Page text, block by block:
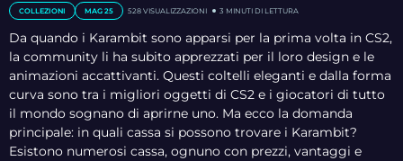
COLLEZIONI MAG 25 528 VISUALIZZAZIONI 3 MINUTI DI LETTURA
Da quando i Karambit sono apparsi per la prima volta in CS2,
la community li ha subito apprezzati per il loro design e le
animazioni accattivanti. Questi coltelli eleganti e dalla forma
curva sono tra i migliori oggetti di CS2 e i giocatori di tutto
il mondo sognano di aprirne uno. Ma ecco la domanda
principale: in quali cassa si possono trovare i Karambit?
Esistono numerosi cassa, ognuno con prezzi, vantaggi e